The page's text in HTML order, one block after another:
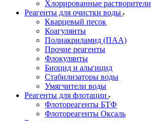
Хлорированные растворители
Реагенты для очистки воды
Кварцевый песок
Коагулянты
Полиакриламид (ПАА)
Прочие реагенты
Флокулянты
Биоцид и альгицид
Стабилизаторы воды
Умягчители воды
Реагенты для флотации
Флотореагенты БТФ
Флотореагенты Оксаль